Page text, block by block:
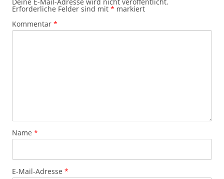
Erforderliche Felder sind mit * markiert
Kommentar *
Name *
E-Mail-Adresse *